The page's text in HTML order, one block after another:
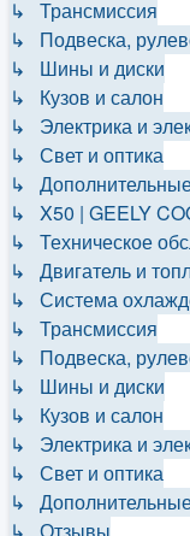
↳ Трансмиссия
↳ Подвеска,
↳ Шины и диски
↳ Кузов и салон
↳ Электрика и
↳ Свет и оптика
↳
↳ X50 | GEELY
↳ Техническое
↳ Двигатель и
↳ Система
↳ Трансмиссия
↳ Подвеска,
↳ Шины и диски
↳ Кузов и салон
↳ Электрика и
↳ Свет и оптика
↳